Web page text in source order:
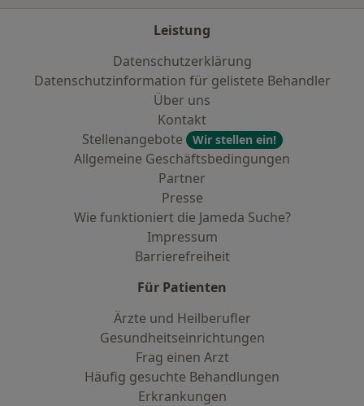
Leistung
Datenschutzerklärung
Datenschutzinformation für gelistete Behandler
Über uns
Kontakt
Stellenangebote
Wir stellen ein!
Allgemeine Geschäftsbedingungen
Partner
Presse
Wie funktioniert die Jameda Suche?
Impressum
Barrierefreiheit
Für Patienten
Ärzte und Heilberufler
Gesundheitseinrichtungen
Frag einen Arzt
Häufig gesuchte Behandlungen
Erkrankungen